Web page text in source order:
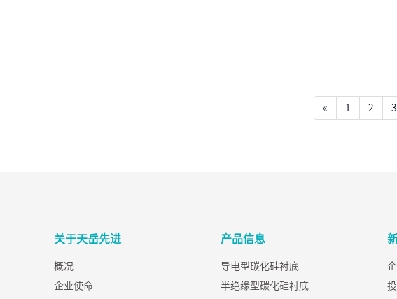
« 1 2 3
关于天岳先进
概况
企业使命
产品信息
导电型碳化硅衬底
半绝缘型碳化硅衬底